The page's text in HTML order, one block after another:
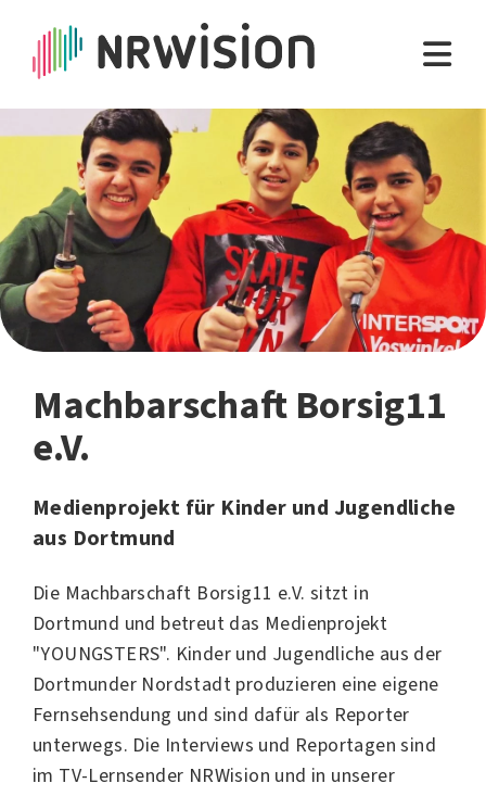
Machbarschaft Borsig11
e.V.
Medienprojekt für Kinder und Jugendliche
aus Dortmund
Die Machbarschaft Borsig11 e.V. sitzt in
Dortmund und betreut das Medienprojekt
"YOUNGSTERS". Kinder und Jugendliche aus der
Dortmunder Nordstadt produzieren eine eigene
Fernsehsendung und sind dafür als Reporter
unterwegs. Die Interviews und Reportagen sind
im TV-Lernsender NRWision und in unserer